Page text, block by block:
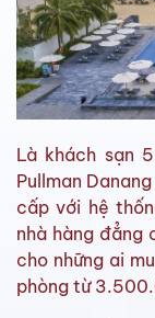
Là khách sạn
Pullman
cấp với hệ
nhà hàng
cho những ai
phòng từ